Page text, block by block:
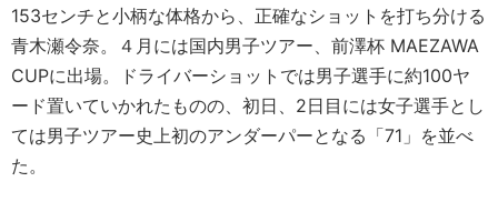
153センチと小柄な体格から、正確なショットを打ち分ける
青木瀬令奈。４月には国内男子ツアー、前澤杯 MAEZAWA
CUPに出場。ドライバーショットでは男子選手に約100ヤ
ード置いていかれたものの、初日、2日目には女子選手とし
ては男子ツアー史上初のアンダーパーとなる「71」を並べ
た。